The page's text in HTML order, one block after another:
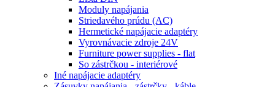
Moduly napájania
Striedavého prúdu (AC)
Hermetické napájacie adaptéry
Vyrovnávacie zdroje 24V
Furniture power supplies - flat
So zástrčkou - interiérové
Iné napájacie adaptéry